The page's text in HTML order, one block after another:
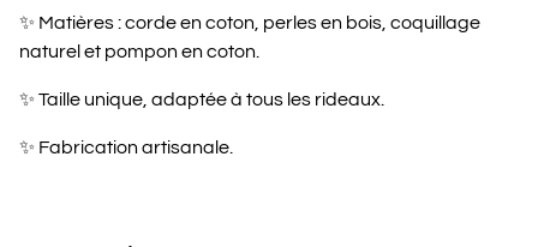
✨ Matières : corde en coton, perles en bois, coquillage
naturel et pompon en coton.
✨ Taille unique, adaptée à tous les rideaux.
✨ Fabrication artisanale.